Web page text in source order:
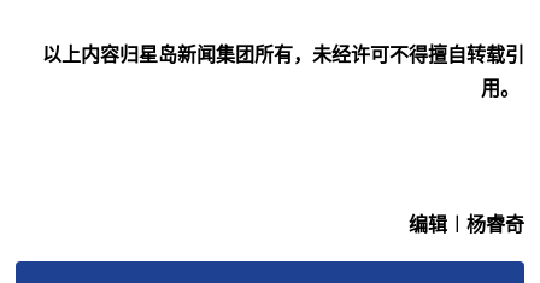
以上内容归星岛新闻集团所有，未经许可不得擅自转载引
用。
编辑︱杨睿奇